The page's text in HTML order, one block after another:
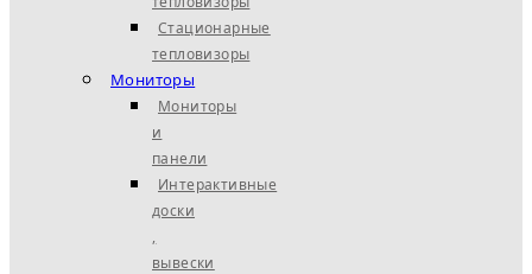
Стационарные
тепловизоры
Мониторы
Мониторы
и
панели
Интерактивные
доски
,
вывески